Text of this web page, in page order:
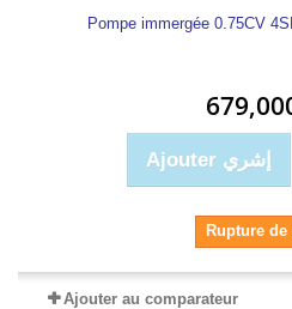
Pompe immergée 0.75CV
Ajouter إشري
Rupture de
Ajouter au comparateur